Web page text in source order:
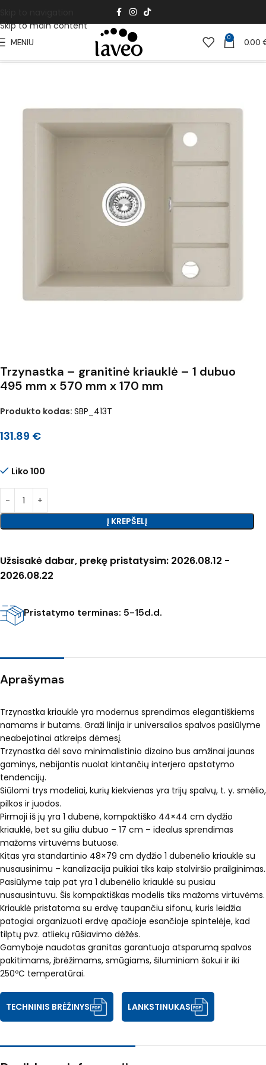
Skip to main content
MENIU 0 0.00
Pradžia Granito kriauklės
Trzynastka – granitinė kriauklė – 1 dubuo
495 mm x 570 mm x 170 mm
Produkto kodas: SBP_413T
131.89 €
Liko 100
Į KREPŠELĮ
Užsisakė dabar, prekę pristatysim: 2026.08.12 -
2026.08.22
Pristatymo terminas: 5-15d.d.
Aprašymas
Trzynastka kriauklė yra modernus sprendimas elegantiškiems
namams ir butams. Graži linija ir universalios spalvos pasiūlyme
neabejotinai atkreips dėmesį.
Trzynastka dėl savo minimalistinio dizaino bus amžinai jaunas
gaminys, nebijantis nuolat kintančių interjero apstatymo
tendencijų.
Siūlomi trys modeliai, kurių kiekvienas yra trijų spalvų, t. y. smėlio,
pilkos ir juodos.
Pirmoji iš jų yra 1 dubenė, kompaktiško 44×44 cm dydžio
kriauklė, bet su giliu dubuo – 17 cm – idealus sprendimas
mažoms virtuvėms butuose.
Kitas yra standartinio 48×79 cm dydžio 1 dubenėlio kriauklė su
nusausinimu – kanalizacija puikiai tiks kaip stalviršio prailginimas.
Pasiūlyme taip pat yra 1 dubenėlio kriauklė su pusiau
nusausintuvu. Šis kompaktiškas modelis tiks mažoms virtuvėms.
Kriauklė pristatoma su erdvę taupančiu sifonu, kuris leidžia
patogiai organizuoti erdvę apačioje esančioje spintelėje, kad
tilptų pvz. atliekų rūšiavimo dėžės.
Gamyboje naudotas granitas garantuoja atsparumą spalvos
pakitimams, įbrėžimams, smūgiams, šiluminiam šokui ir iki
250ºC temperatūrai.
TECHNINIS BRĖŽINYS LANKSTINUKAS